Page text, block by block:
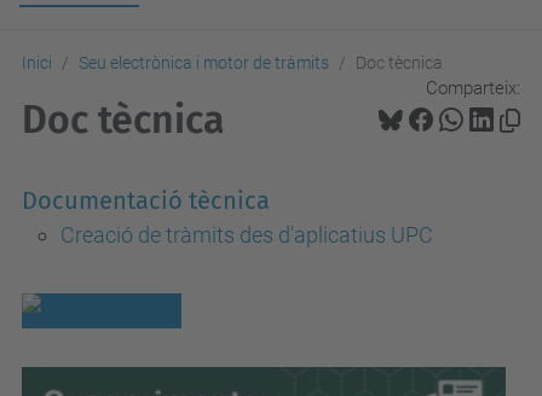
Inici Seu electrònica i motor de tràmits Doc tècnica
Comparteix:
Doc tècnica
Documentació tècnica
Creació de tràmits des d'aplicatius UPC